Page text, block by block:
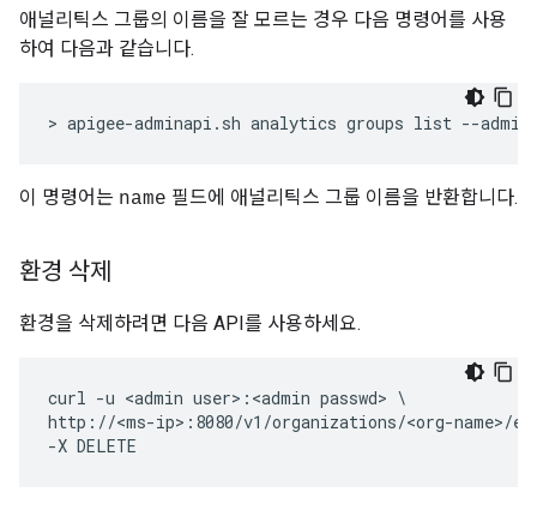
애널리틱스 그룹의 이름을 잘 모르는 경우 다음 명령어를 사용
하여 다음과 같습니다.
> apigee-adminapi.sh analytics groups list --
이 명령어는 name 필드에 애널리틱스 그룹 이름을 반환합니다.
환경 삭제
환경을 삭제하려면 다음 API를 사용하세요.
curl -u <admin user>:<admin passwd> \
http://<ms-ip>:8080/v1/organizations/<org-name>/
-X DELETE